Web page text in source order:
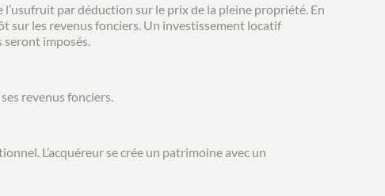
par déduction sur le prix de la pleine propriété. En
sur les revenus fonciers. Un investissement locatif
imposés.
revenus fonciers.
L’acquéreur se crée un patrimoine avec un